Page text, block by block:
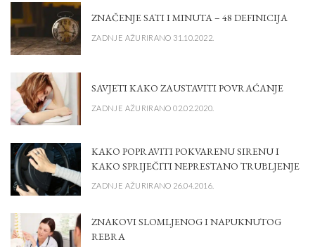
ZNAČENJE SATI I MINUTA – 48 DEFINICIJA
ZADNJE AŽURIRANO 31.10.2022.
SAVJETI KAKO ZAUSTAVITI POVRAĆANJE
ZADNJE AŽURIRANO 02.02.2020.
KAKO POPRAVITI POKVARENU SIRENU I
KAKO SPRIJEČITI NEPRESTANO TRUBLJENJE
ZADNJE AŽURIRANO 26.04.2016.
ZNAKOVI SLOMLJENOG I NAPUKNUTOG
REBRA